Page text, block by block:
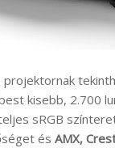
kisebb, 2.700
sRGB
és AMX,